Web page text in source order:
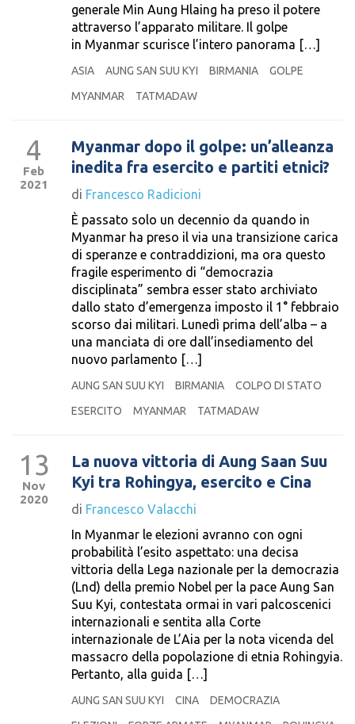
generale Min Aung Hlaing ha preso il potere
attraverso l’apparato militare. Il golpe
in Myanmar scurisce l’intero panorama […]
ASIA AUNG SAN SUU KYI BIRMANIA
GOLPE
MYANMAR
TATMADAW
4
Feb
2021
Myanmar dopo il golpe: un’alleanza
inedita fra esercito e partiti etnici?
di Francesco Radicioni
È passato solo un decennio da quando in
Myanmar ha preso il via una transizione carica
di speranze e contraddizioni, ma ora questo
fragile esperimento di “democrazia
disciplinata” sembra esser stato archiviato
dallo stato d’emergenza imposto il 1° febbraio
scorso dai militari. Lunedì prima dell’alba – a
una manciata di ore dall’insediamento del
nuovo parlamento […]
AUNG SAN SUU KYI BIRMANIA
COLPO DI STATO
ESERCITO
MYANMAR TATMADAW
13
Nov
2020
La nuova vittoria di Aung Saan Suu
Kyi tra Rohingya, esercito e Cina
di Francesco Valacchi
In Myanmar le elezioni avranno con ogni
probabilità l’esito aspettato: una decisa
vittoria della Lega nazionale per la democrazia
(Lnd) della premio Nobel per la pace Aung San
Suu Kyi, contestata ormai in vari palcoscenici
internazionali e sentita alla Corte
internazionale de L’Aia per la nota vicenda del
massacro della popolazione di etnia Rohingyia.
Pertanto, alla guida […]
AUNG SAN SUU KYI CINA
DEMOCRAZIA